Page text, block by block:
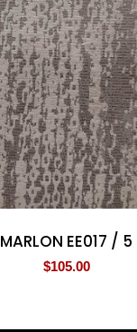
MARLON EE017 / 5
$105.00